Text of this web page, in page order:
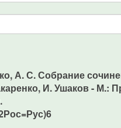
А. С. Собрание
И. Ушаков - М.: